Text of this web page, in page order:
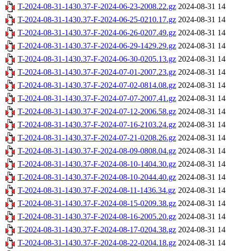
T-2024-08-31-1430.37-F-2024-06-23-2008.22.gz 2024-08-31
T-2024-08-31-1430.37-F-2024-06-25-0210.17.gz 2024-08-31
T-2024-08-31-1430.37-F-2024-06-26-0207.49.gz 2024-08-31
T-2024-08-31-1430.37-F-2024-06-29-1429.29.gz 2024-08-31
T-2024-08-31-1430.37-F-2024-06-30-0205.13.gz 2024-08-31
T-2024-08-31-1430.37-F-2024-07-01-2007.23.gz 2024-08-31
T-2024-08-31-1430.37-F-2024-07-02-0814.08.gz 2024-08-31
T-2024-08-31-1430.37-F-2024-07-07-2007.41.gz 2024-08-31
T-2024-08-31-1430.37-F-2024-07-12-2006.58.gz 2024-08-31
T-2024-08-31-1430.37-F-2024-07-16-2103.24.gz 2024-08-31
T-2024-08-31-1430.37-F-2024-07-21-0208.26.gz 2024-08-31
T-2024-08-31-1430.37-F-2024-08-09-0808.04.gz 2024-08-31
T-2024-08-31-1430.37-F-2024-08-10-1404.30.gz 2024-08-31
T-2024-08-31-1430.37-F-2024-08-10-2044.40.gz 2024-08-31
T-2024-08-31-1430.37-F-2024-08-11-1436.34.gz 2024-08-31
T-2024-08-31-1430.37-F-2024-08-15-0209.38.gz 2024-08-31
T-2024-08-31-1430.37-F-2024-08-16-2005.20.gz 2024-08-31
T-2024-08-31-1430.37-F-2024-08-17-0204.38.gz 2024-08-31
T-2024-08-31-1430.37-F-2024-08-22-0204.18.gz 2024-08-31